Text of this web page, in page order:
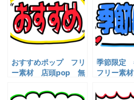
おすすめポップ フリ
ー素材 店頭pop 無
季節限定
フリー素